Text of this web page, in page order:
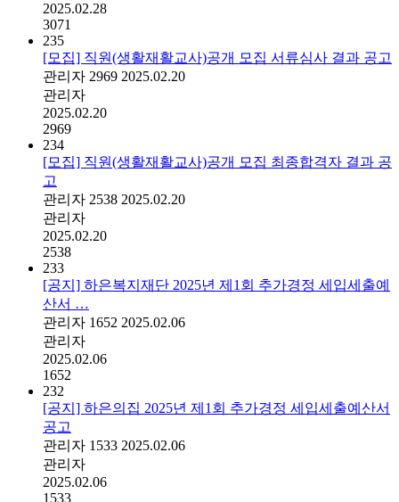
2025.02.28
3071
235
[모집] 직원(생활재활교사)공개 모집 서류심사 결과 공고
관리자 2969 2025.02.20
관리자
2025.02.20
2969
234
[모집] 직원(생활재활교사)공개 모집 최종합격자 결과 공
고
관리자 2538 2025.02.20
관리자
2025.02.20
2538
233
[공지] 하은복지재단 2025년 제1회 추가경정 세입세출예
산서 …
관리자 1652 2025.02.06
관리자
2025.02.06
1652
232
[공지] 하은의집 2025년 제1회 추가경정 세입세출예산서
공고
관리자 1533 2025.02.06
관리자
2025.02.06
1533